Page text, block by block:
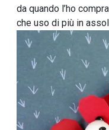
da quando l’ho
che uso di più in